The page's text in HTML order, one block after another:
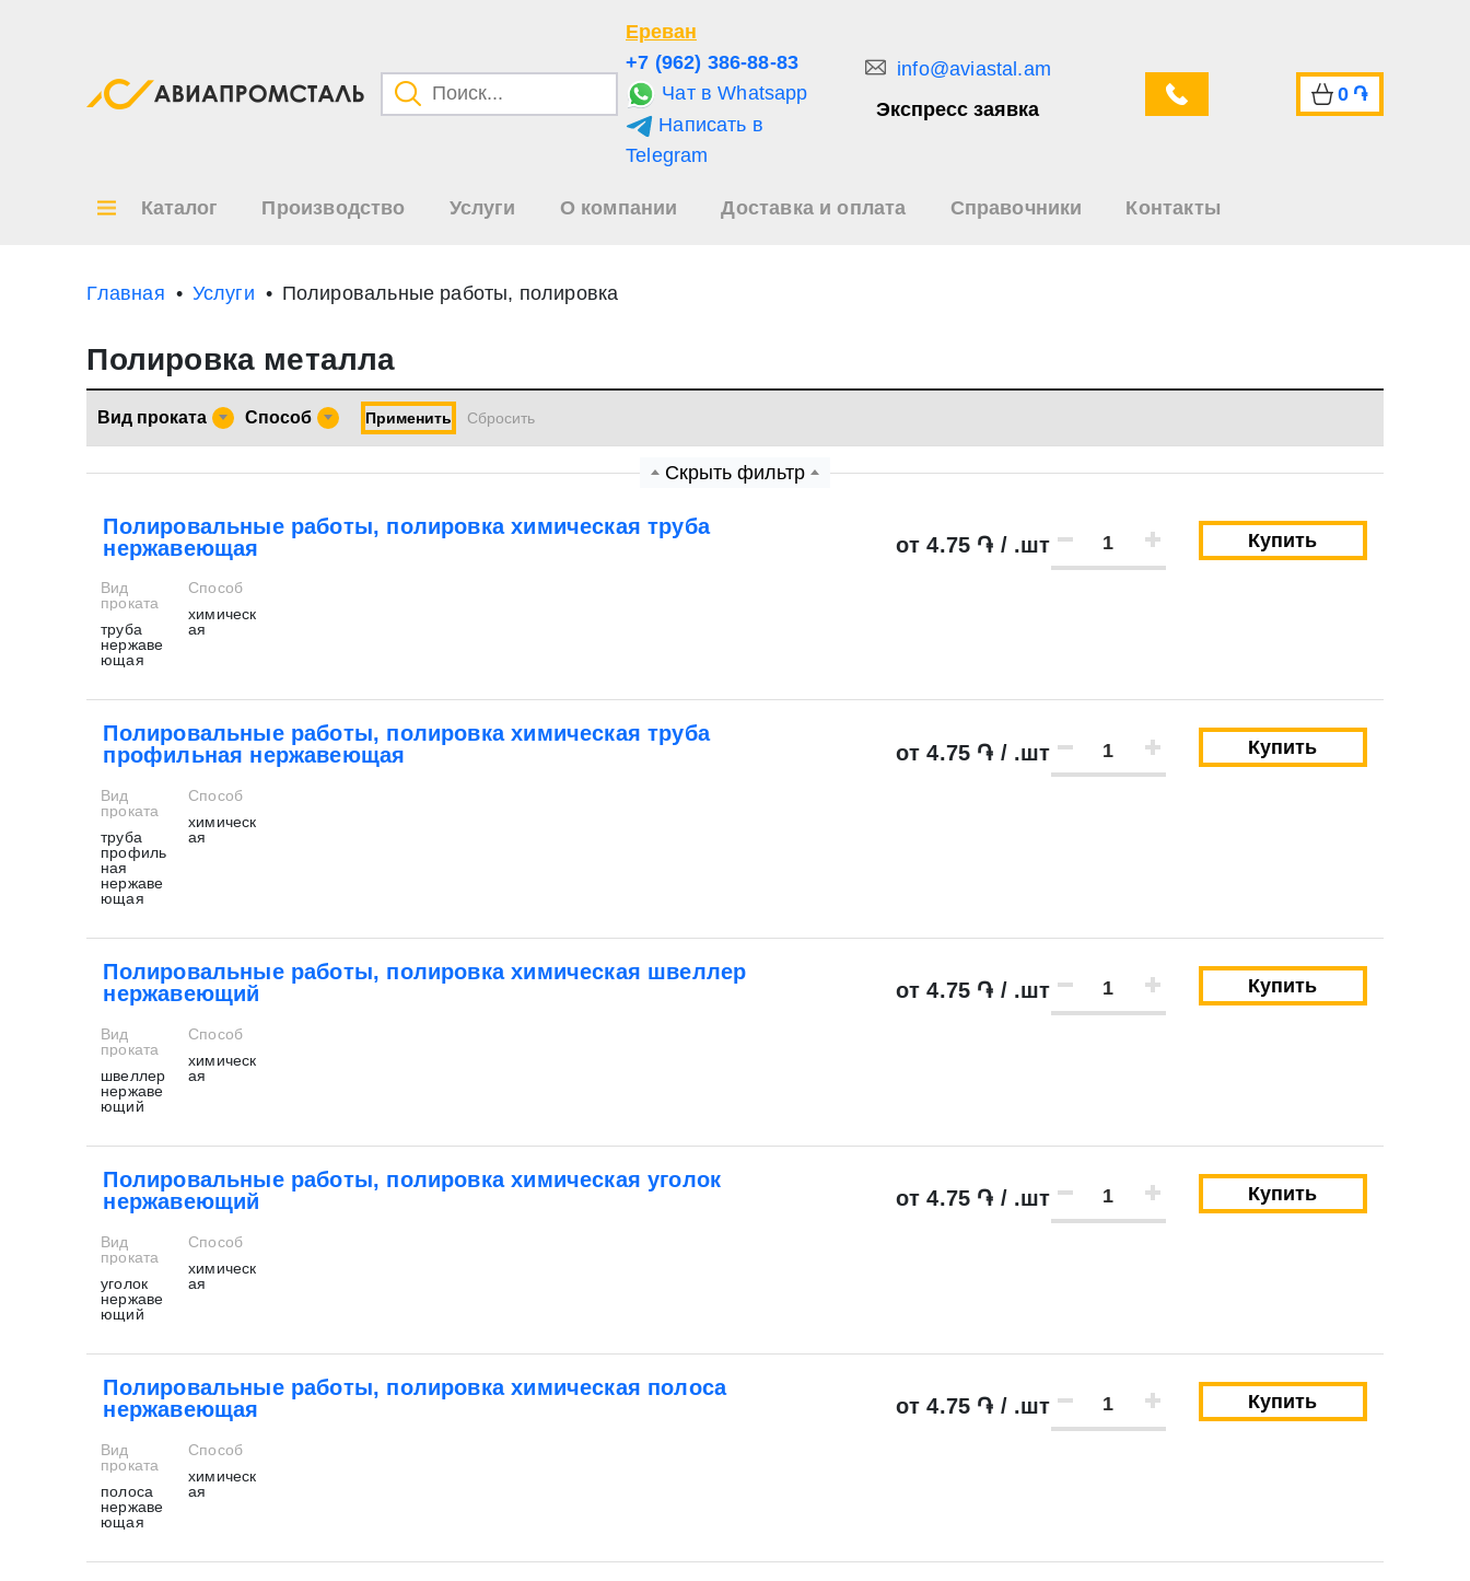
Ереван
+7 (962) 386-88-83
Чат в Whatsapp
Написать в
Telegram
info@aviastal.am
Экспресс заявка
0 ֏
Каталог Производство Услуги О компании Доставка и оплата Справочники Контакты
Главная Услуги Полировальные работы, полировка
Полировка металла
Вид проката Способ Применить Cбросить
Скрыть фильтр
Полировальные работы, полировка химическая труба
нержавеющая
от 4.75 ֏ / .шт
Вид
проката
труба
нержаве
ющая
Способ
химическ
ая
Купить
Полировальные работы, полировка химическая труба
профильная нержавеющая
от 4.75 ֏ / .шт
Вид
проката
труба
профиль
ная
нержаве
ющая
Способ
химическ
ая
Купить
Полировальные работы, полировка химическая швеллер
нержавеющий
от 4.75 ֏ / .шт
Вид
проката
швеллер
нержаве
ющий
Способ
химическ
ая
Купить
Полировальные работы, полировка химическая уголок
нержавеющий
от 4.75 ֏ / .шт
Вид
проката
уголок
нержаве
ющий
Способ
химическ
ая
Купить
Полировальные работы, полировка химическая полоса
нержавеющая
от 4.75 ֏ / .шт
Вид
проката
полоса
нержаве
ющая
Способ
химическ
ая
Купить
Заявка на обратный звонок